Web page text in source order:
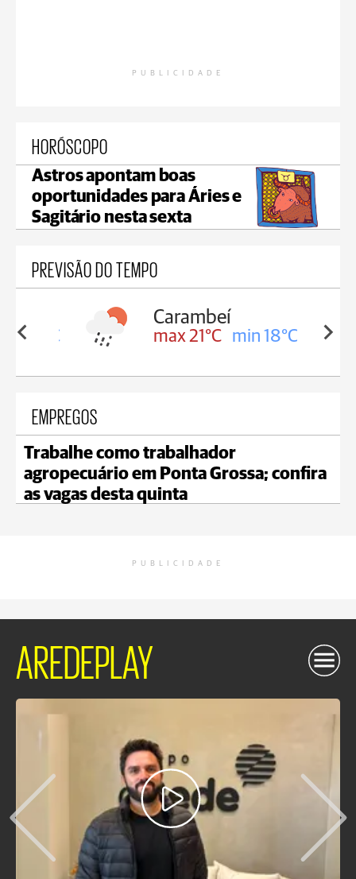
PUBLICIDADE
HORÓSCOPO
Astros apontam boas
oportunidades para Áries e
Sagitário nesta sexta
PREVISÃO DO TEMPO
18°C
Carambeí
max 21°C min 18°C
EMPREGOS
Trabalhe como trabalhador
agropecuário em Ponta Grossa; confira
as vagas desta quinta
PUBLICIDADE
AREDEPLAY